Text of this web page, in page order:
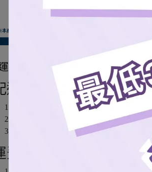
送方式
送方式
全家超商取貨 (僅限本島)
宅配通 (僅限本島)
費說明